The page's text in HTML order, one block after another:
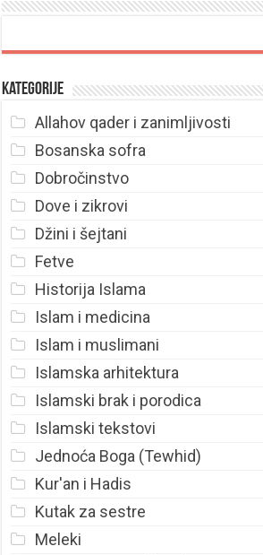
Kategorije
Allahov qader i zanimljivosti
Bosanska sofra
Dobročinstvo
Dove i zikrovi
Džini i šejtani
Fetve
Historija Islama
Islam i medicina
Islam i muslimani
Islamska arhitektura
Islamski brak i porodica
Islamski tekstovi
Jednoća Boga (Tewhid)
Kur'an i Hadis
Kutak za sestre
Meleki